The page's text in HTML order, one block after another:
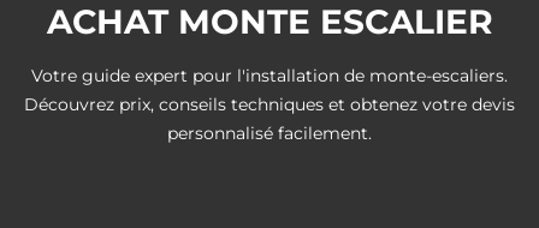
ACHAT MONTE ESCALIER
Votre guide expert pour l'installation de monte-escaliers.
Découvrez prix, conseils techniques et obtenez votre devis
personnalisé facilement.